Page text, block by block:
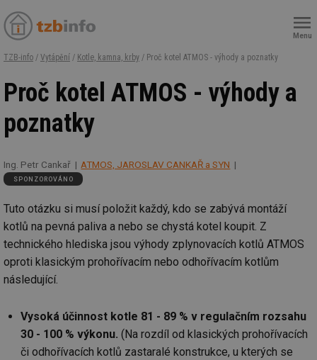
Menu
TZB-info / Vytápění / Kotle, kamna, krby / Proč kotel ATMOS - výhody a poznatky
Proč kotel ATMOS - výhody a
poznatky
Ing. Petr Cankař ATMOS, JAROSLAV CANKAŘ a SYN
SPONZOROVÁNO
Tuto otázku si musí položit každý, kdo se zabývá montáží
kotlů na pevná paliva a nebo se chystá kotel koupit. Z
technického hlediska jsou výhody zplynovacích kotlů ATMOS
oproti klasickým prohořívacím nebo odhořívacím kotlům
následující.
Vysoká účinnost kotle 81 - 89 % v regulačním rozsahu
30 - 100 % výkonu. (Na rozdíl od klasických prohořívacích
či odhořívacích kotlů zastaralé konstrukce, u kterých se